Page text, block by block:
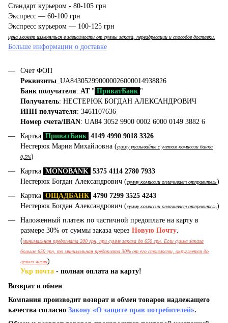
Стандарт курьером - 80-105 грн
Экспресс — 60-100 грн
Экспресс курьером — 100-125 грн
цена может изменяться в зависимости от суммы заказа, переадресации и способов доставки.
Больше информации о доставке
Счет ФОП
Реквизиты _UA843052990000026000014938826
Банк получателя: АТ" ПриватБанк "
Получатель: НЕСТЕРЮК БОГДАН АЛЕКСАНДРОВИЧ
ИНН получателя: 3461107636
Номер счета/IBAN: UA84 3052 9900 0002 6000 0149 3882 6
Картка ПриватБанк 4149 4990 9018 3326
Нестерюк Мария Михайловна (сумму указывайте с учетом комиссии банка
0,5%)
Картка MONOBANK 5375 4114 2780 7933
Нестерюк Богдан Александрович (сумму комиссии оплачивает отправитель)
Картка ОЩАДБАНК 4790 7299 3525 4243
Нестерюк Богдан Александрович (сумму комиссии оплачивает отправитель)
Наложенный платеж по частичной предоплате на карту в
размере 30% от суммы заказа через Новую Почту.
(минимальная предоплата 200 грн, при сумме заказа до 650 грн. Если сумма заказа
больше 650 грн, то минимальная предоплата 30% от его стоимости, округляется до
целого числа)
Укр почта - полная оплата на карту!
Возврат и обмен
Компания производит возврат и обмен товаров надлежащего
качества согласно Закону «О защите прав потребителей».